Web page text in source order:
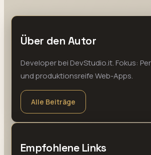
Über den Autor
Developer bei DevStudio.it. Fokus:
und produktionsreife Web-Apps.
Alle Beiträge
Empfohlene Links